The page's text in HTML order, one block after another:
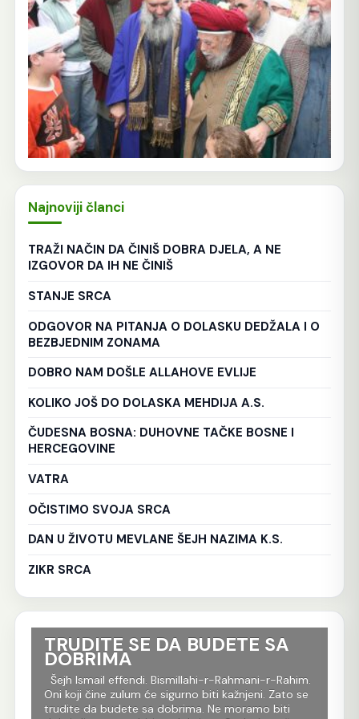
Najnoviji članci
TRAŽI NAČIN DA ČINIŠ DOBRA DJELA, A NE
IZGOVOR DA IH NE ČINIŠ
STANJE SRCA
ODGOVOR NA PITANJA O DOLASKU DEDŽALA I O
BEZBJEDNIM ZONAMA
DOBRO NAM DOŠLE ALLAHOVE EVLIJE
KOLIKO JOŠ DO DOLASKA MEHDIJA A.S.
ČUDESNA BOSNA: DUHOVNE TAČKE BOSNE I
HERCEGOVINE
VATRA
OČISTIMO SVOJA SRCA
DAN U ŽIVOTU MEVLANE ŠEJH NAZIMA K.S.
ZIKR SRCA
TRUDITE SE DA BUDETE SA
DOBRIMA
Šejh Ismail effendi. Bismillahi-r-Rahmani-r-Rahim.
Oni koji čine zulum će sigurno biti kažnjeni. Zato se
trudite da budete sa dobrima. Ne moramo biti